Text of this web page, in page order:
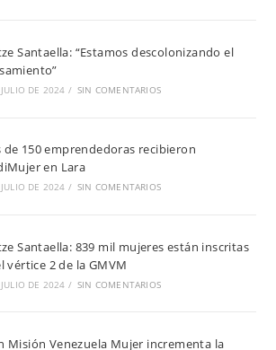
Santaella: “Estamos descolonizando el
DE 2024 / SIN COMENTARIOS
de 150 emprendedoras recibieron
en Lara
DE 2024 / SIN COMENTARIOS
Santaella: 839 mil mujeres están inscritas
vértice 2 de la GMVM
DE 2024 / SIN COMENTARIOS
Misión Venezuela Mujer incrementa la